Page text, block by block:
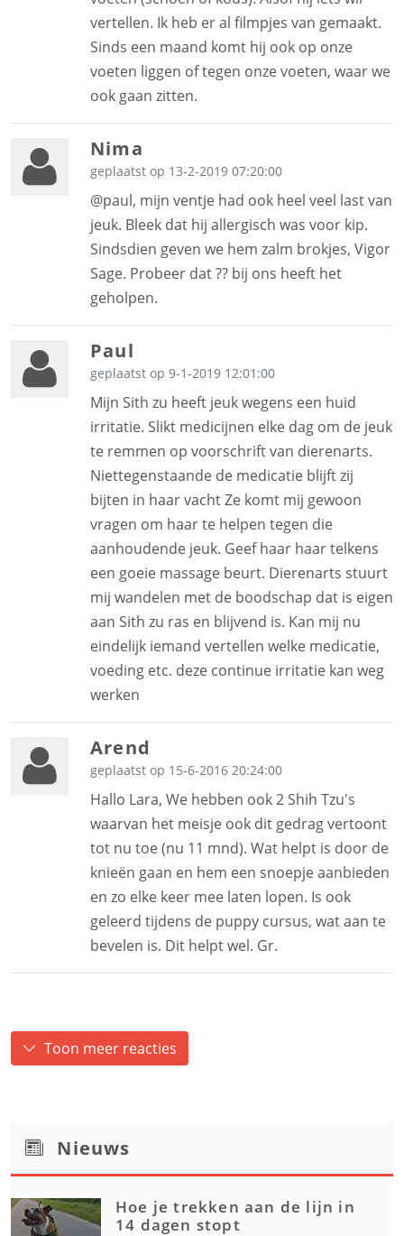
vertellen. Ik heb er al filmpjes van gemaakt.
Sinds een maand komt hij ook op onze
voeten liggen of tegen onze voeten, waar we
ook gaan zitten.
Nima
geplaatst op 13-2-2019 07:20:00
@paul, mijn ventje had ook heel veel last van
jeuk. Bleek dat hij allergisch was voor kip.
Sindsdien geven we hem zalm brokjes, Vigor
Sage. Probeer dat ?? bij ons heeft het
geholpen.
Paul
geplaatst op 9-1-2019 12:01:00
Mijn Sith zu heeft jeuk wegens een huid
irritatie. Slikt medicijnen elke dag om de jeuk
te remmen op voorschrift van dierenarts.
Niettegenstaande de medicatie blijft zij
bijten in haar vacht Ze komt mij gewoon
vragen om haar te helpen tegen die
aanhoudende jeuk. Geef haar haar telkens
een goeie massage beurt. Dierenarts stuurt
mij wandelen met de boodschap dat is eigen
aan Sith zu ras en blijvend is. Kan mij nu
eindelijk iemand vertellen welke medicatie,
voeding etc. deze continue irritatie kan weg
werken
Arend
geplaatst op 15-6-2016 20:24:00
Hallo Lara, We hebben ook 2 Shih Tzu's
waarvan het meisje ook dit gedrag vertoont
tot nu toe (nu 11 mnd). Wat helpt is door de
knieën gaan en hem een snoepje aanbieden
en zo elke keer mee laten lopen. Is ook
geleerd tijdens de puppy cursus, wat aan te
bevelen is. Dit helpt wel. Gr.
Toon meer reacties
Nieuws
Hoe je trekken aan de lijn in
14 dagen stopt